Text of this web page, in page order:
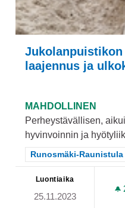
laajennus ja
MAHDOLLINEN
Perheystävällisen,
hyvinvoinnin ja
Rajaa tulokset teeman
Runosmäki-Raunistula
Luontiaika
25.11.2023